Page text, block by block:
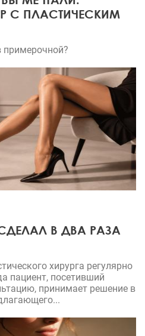
С ПЛАСТИЧЕСКИМ
В ДВА РАЗА
хирурга регулярно
пациент, посетивший
принимает решение в